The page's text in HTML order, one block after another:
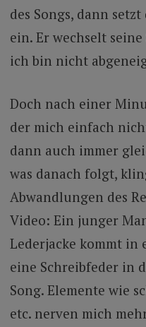
des Songs, dann
ein. Er wechselt
ich bin nicht
Doch nach einer
der mich einfach
dann auch immer
was danach folgt,
Abwandlungen des
Video: Ein junger
Lederjacke kommt in
eine Schreibfeder in
Song. Elemente wie
etc. nerven mich